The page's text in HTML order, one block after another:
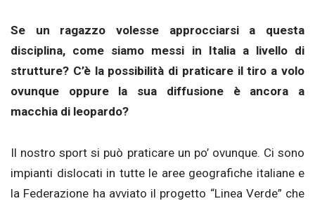
Se un ragazzo volesse approcciarsi a questa
disciplina, come siamo messi in Italia a livello di
strutture? C’è la possibilità di praticare il tiro a volo
ovunque oppure la sua diffusione è ancora a
macchia di leopardo?
Il nostro sport si può praticare un po’ ovunque. Ci sono
impianti dislocati in tutte le aree geografiche italiane e
la Federazione ha avviato il progetto “Linea Verde” che